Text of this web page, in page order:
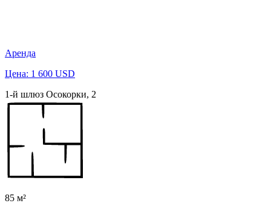
Аренда
Цена: 1 600 USD
1-й шлюз Осокорки, 2
85 м²